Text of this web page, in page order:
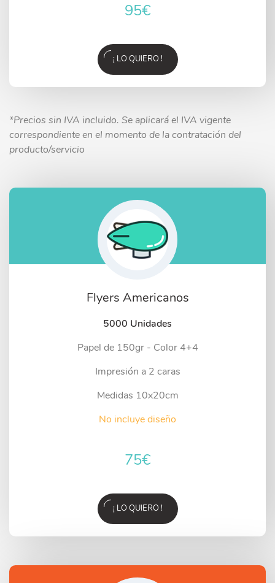
95€
¡ LO QUIERO !
*Precios sin IVA incluido. Se aplicará el IVA vigente
correspondiente en el momento de la contratación del
producto/servicio
Flyers Americanos
5000 Unidades
Papel de 150gr - Color 4+4
Impresión a 2 caras
Medidas 10x20cm
No incluye diseño
75€
¡ LO QUIERO !